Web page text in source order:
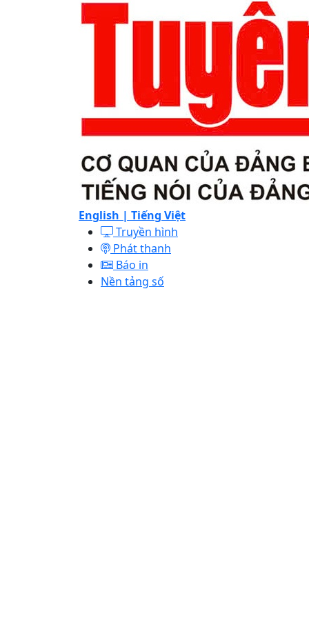
English | Tiếng Việt
Truyền hình
Phát thanh
Báo in
Nền tảng số